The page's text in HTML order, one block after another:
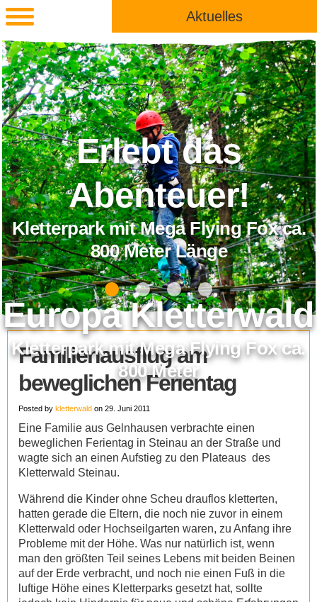
Aktuelles
das
mit Mega Flying Fox ca.
800 Meter Länge
Europa Kletterwald
Kletterpark mit Mega Flying Fox ca.
800 Meter
Familienausflug am
beweglichen Ferientag
Posted by kletterwald on 29. Juni 2011
Eine Familie aus Gelnhausen verbrachte einen
beweglichen Ferientag in Steinau an der Straße und
wagte sich an einen Aufstieg zu den Plateaus des
Kletterwald Steinau.
Während die Kinder ohne Scheu drauflos kletterten,
hatten gerade die Eltern, die noch nie zuvor in einem
Kletterwald oder Hochseilgarten waren, zu Anfang ihre
Probleme mit der Höhe. Was nur natürlich ist, wenn
man den größten Teil seines Lebens mit beiden Beinen
auf der Erde verbracht, und noch nie einen Fuß in die
luftige Höhe eines Kletterparks gesetzt hat, sollte